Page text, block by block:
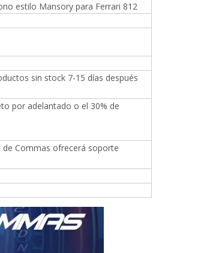
estilo Mansory para Ferrari 812
sin stock 7-15 días después
por adelantado o el 30% de
Commas ofrecerá soporte